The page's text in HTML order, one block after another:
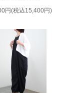
円(税込15,400円)